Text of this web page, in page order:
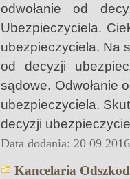
odwołanie od
Ubezpieczyciela.
ubezpieczyciela. Na
od decyzji
sądowe. Odwołanie
ubezpieczyciela.
decyzji
Data dodania: 20 09
Kancelaria